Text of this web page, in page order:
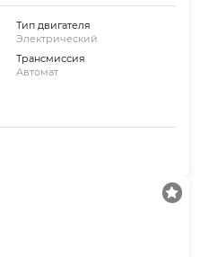
Тип двигателя
Электрический
Трансмиссия
Автомат